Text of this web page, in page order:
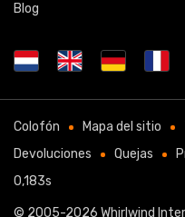
Blog
Colofón Mapa del sitio
Devoluciones
Quejas
0,183s
© 2005-2026 Whirlwind